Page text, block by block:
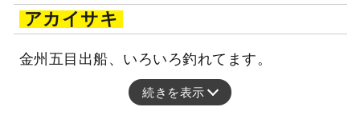
アカイサキ
金州五目出船、いろいろ釣れてます。
続きを表示